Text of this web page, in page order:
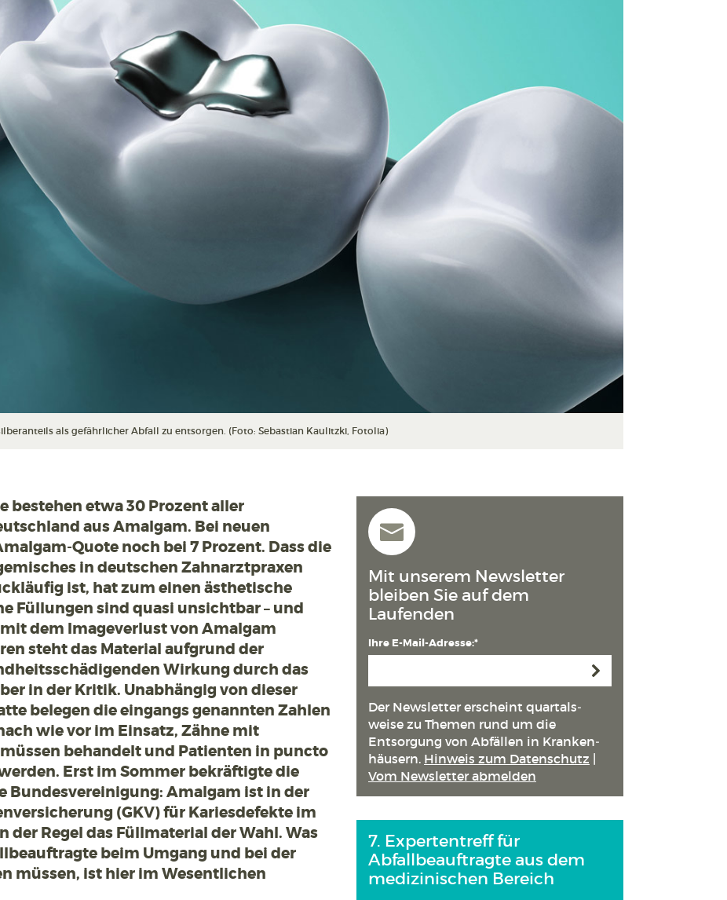
als gefährlicher Abfall zu entsorgen. (Foto: Sebastian Kaulitzki, Fotolia)
bestehen etwa 30 Prozent aller
aus Amalgam. Bei neuen
Quote noch bei 7 Prozent. Dass die
in deutschen Zahnarztpraxen
ist, hat zum einen ästhetische
Füllungen sind quasi unsichtbar – und
dem Imageverlust von Amalgam
steht das Material aufgrund der
Wirkung durch das
in der Kritik. Unabhängig von dieser
belegen die eingangs genannten Zahlen
wie vor im Einsatz, Zähne mit
behandelt und Patienten in puncto
Erst im Sommer bekräftigte die
Bundesvereinigung: Amalgam ist in der
(GKV) für Kariesdefekte im
der Regel das Füllmaterial der Wahl. Was
beim Umgang und bei der
müssen, ist hier im Wesentlichen
Mit unserem Newsletter
bleiben Sie auf dem
Laufenden
Ihre E-Mail-Adresse:*
Der Newsletter erscheint quartals­
weise zu Themen rund um die
Entsorgung von Abfällen in Kranken­
häusern. Hinweis zum Datenschutz
Vom Newsletter abmelden
7. Expertentreff für
Abfallbeauftragte aus dem
medizinischen Bereich